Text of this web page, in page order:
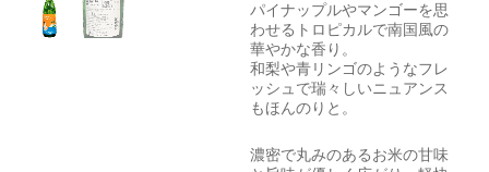
パイナップルやマンゴーを思
わせるトロピカルで南国風の
華やかな香り。
和梨や青リンゴのようなフレ
ッシュで瑞々しいニュアンス
もほんのりと。
濃密で丸みのあるお米の甘味